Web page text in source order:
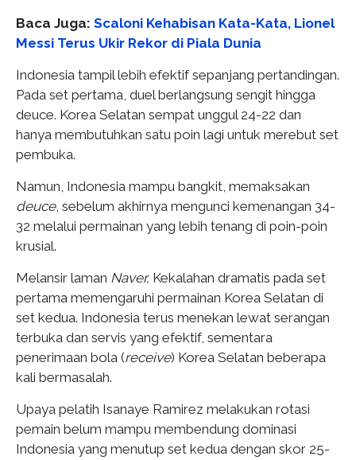
Baca Juga: Scaloni Kehabisan Kata-Kata, Lionel
Messi Terus Ukir Rekor di Piala Dunia
Indonesia tampil lebih efektif sepanjang pertandingan.
Pada set pertama, duel berlangsung sengit hingga
deuce. Korea Selatan sempat unggul 24-22 dan
hanya membutuhkan satu poin lagi untuk merebut set
pembuka.
Namun, Indonesia mampu bangkit, memaksakan
deuce, sebelum akhirnya mengunci kemenangan 34-
32 melalui permainan yang lebih tenang di poin-poin
krusial.
Melansir laman Naver, Kekalahan dramatis pada set
pertama memengaruhi permainan Korea Selatan di
set kedua. Indonesia terus menekan lewat serangan
terbuka dan servis yang efektif, sementara
penerimaan bola (receive) Korea Selatan beberapa
kali bermasalah.
Upaya pelatih Isanaye Ramirez melakukan rotasi
pemain belum mampu membendung dominasi
Indonesia yang menutup set kedua dengan skor 25-